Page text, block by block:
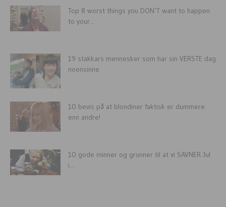
Top 8 worst things you DON’T want to happen
to your...
19 stakkars mennesker som har sin VERSTE dag
noensinne
10 bevis på at blondiner faktisk er dummere
enn andre!
10 gode minner og grunner til at vi SAVNER Jul
i...